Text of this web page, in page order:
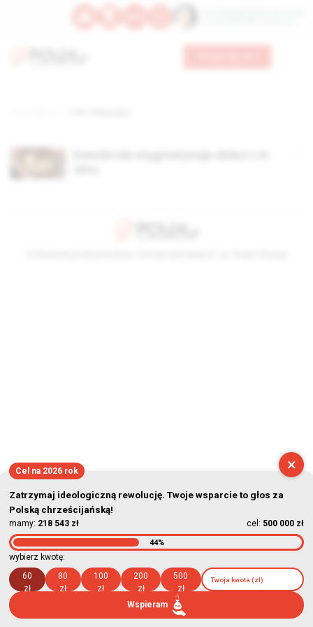
×
Cel na 2026 rok
Zatrzymaj ideologiczną rewolucję. Twoje wsparcie to głos za
Polską chrześcijańską!
mamy: 218 543 zł cel: 500 000 zł
44%
wybierz kwotę:
60
zł
80
zł
100
zł
200
zł
500
zł
Wspieram